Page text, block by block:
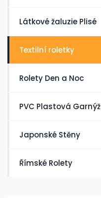
Látkové žaluzie Plisé
Textilní roletky
Rolety Den a Noc
PVC Plastová Garnýž
Japonské Stěny
Římské Rolety